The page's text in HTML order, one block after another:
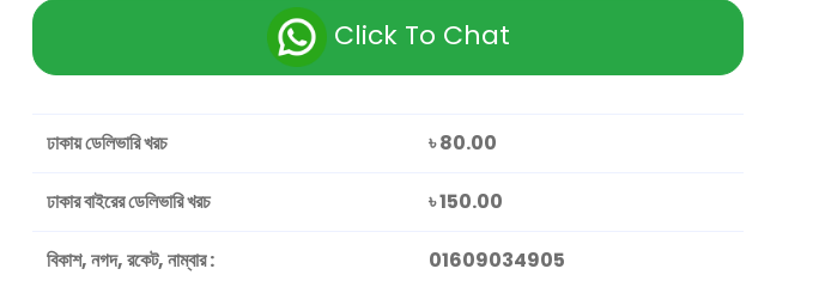
Click To Chat
ঢাকায় ডেলিভারি খরচ ৳ 80.00
ঢাকার বাইরের ডেলিভারি খরচ ৳ 150.00
বিকাশ, নগদ, রকেট, নাম্বার : 01609034905